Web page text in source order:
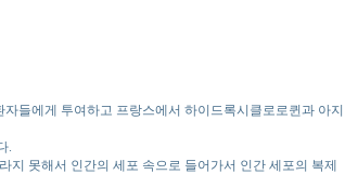
들에게 투여하고 프랑스에서 하이드록시클로로퀸과 아지
.
지 못해서 인간의 세포 속으로 들어가서 인간 세포의 복제